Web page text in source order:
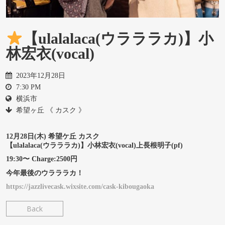
【ulalalaca(ウラララカ)】小
林宏衣(vocal)
2023年12月28日
7:30 PM
横浜市
希望ヶ丘 《 カスク 》
12月28日(木) 希望ケ丘 カスク
【ulalalaca(ウラララカ)】小林宏衣(vocal)上長根明子(pf)
19:30〜 Charge:2500円
今年最後のウラララカ！
https://jazzlivecask.wixsite.com/cask-kibougaoka
Back